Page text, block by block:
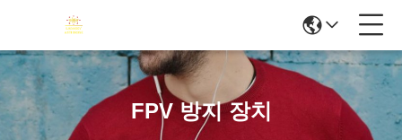
FPV 방지 장치